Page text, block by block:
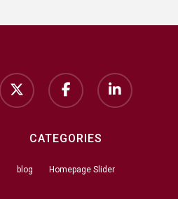
twitter facebook linkedin
CATEGORIES
blog Homepage Slider